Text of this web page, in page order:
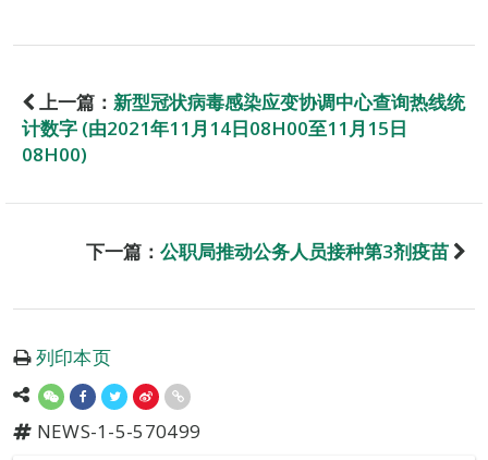
上一篇： 新型冠状病毒感染应变协调中心查询热线统
计数字 (由2021年11月14日08H00至11月15日
08H00)
下一篇： 公职局推动公务人员接种第3剂疫苗
列印本页
NEWS-1-5-570499